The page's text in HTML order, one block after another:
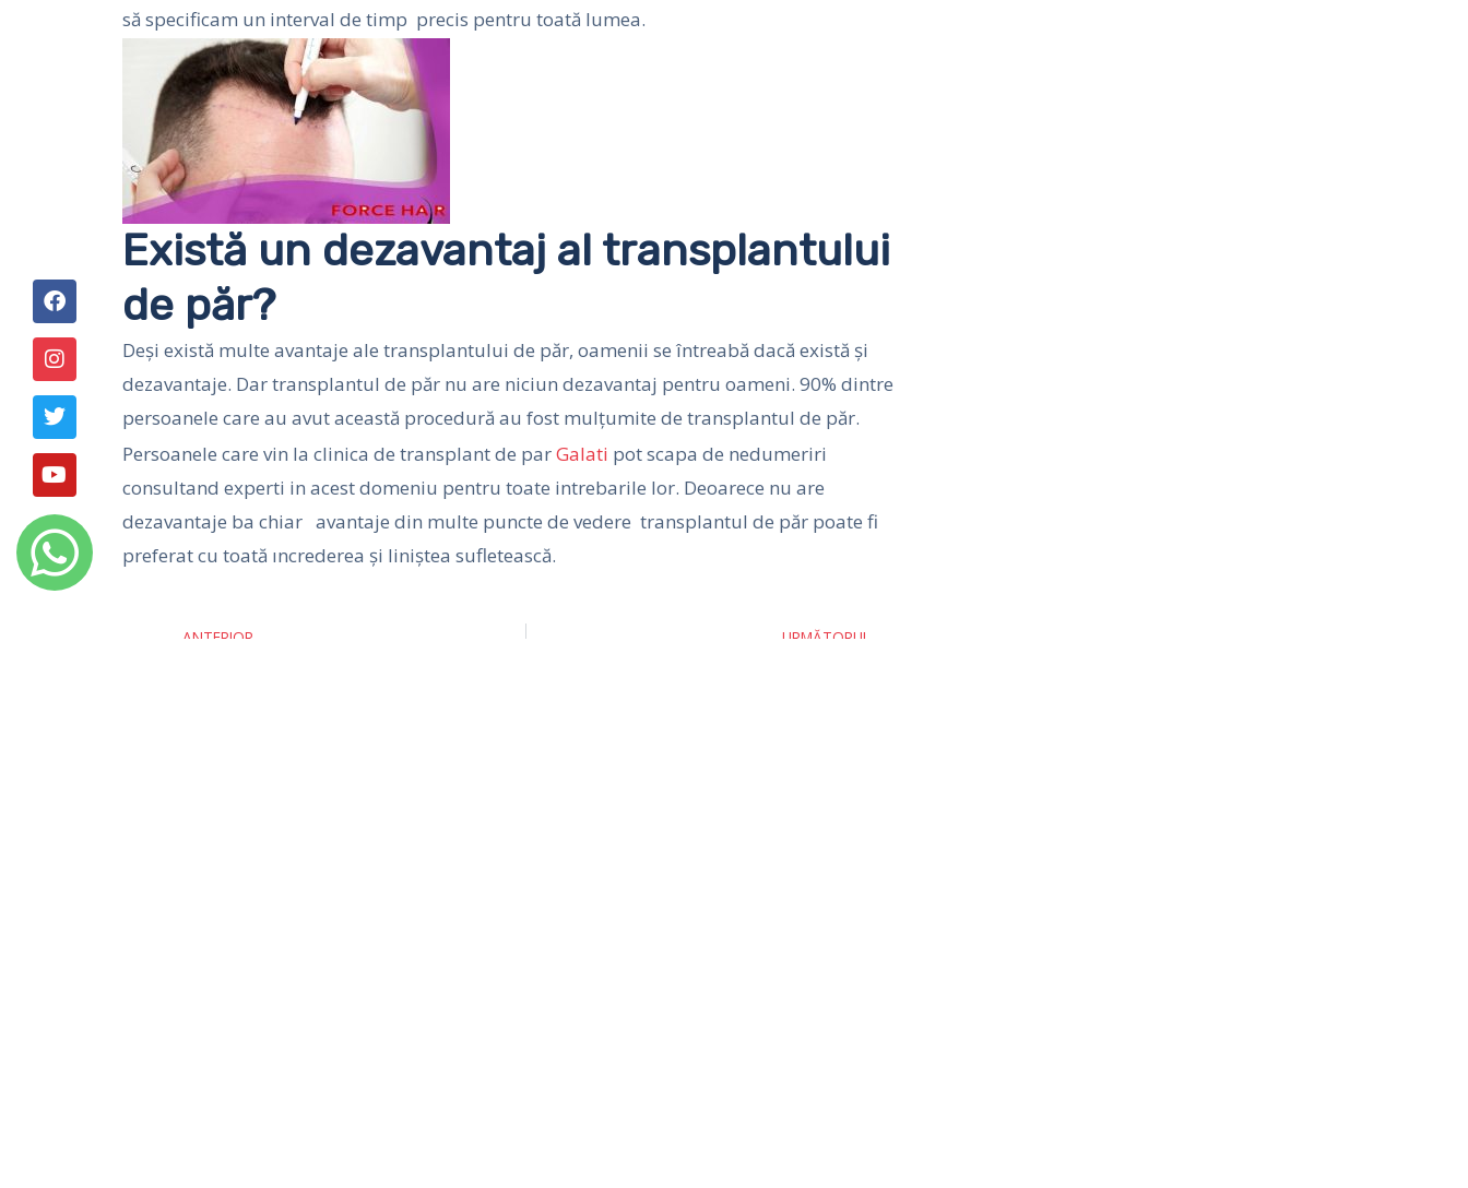
să specificam un interval de timp precis pentru toată lumea.
Există un dezavantaj al transplantului
de păr?
Deși există multe avantaje ale transplantului de păr, oamenii se întreabă dacă există și
dezavantaje. Dar transplantul de păr nu are niciun dezavantaj pentru oameni. 90% dintre
persoanele care au avut această procedură au fost mulțumite de transplantul de păr.
Persoanele care vin la clinica de transplant de parGalati pot scapa de nedumeriri
consultand experti in acest domeniu pentru toate intrebarile lor. Deoarece nu are
dezavantaje ba chiar avantaje din multe puncte de vedere transplantul de păr poate fi
preferat cu toată ıncrederea şi liniştea sufletească.
Prev
ANTERIOR URMĂTORUL
F
a
c
e
b
o
o
k
I
n
s
t
a
g
r
a
m
T
w
i
t
t
e
r
Y
o
u
t
u
b
e